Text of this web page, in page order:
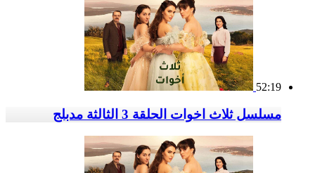
52:19
مسلسل ثلاث اخوات الحلقة 3 الثالثة مدبلج